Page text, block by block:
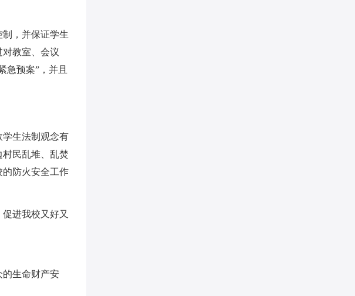
，并保证学生
教室、会议
急预案”，并且
生法制观念有
民乱堆、乱焚
防火安全工作
进我校又好又
的生命财产安